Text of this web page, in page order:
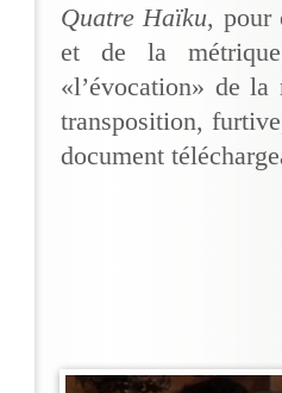
Quatre Haïku, pour
et de la métrique
«l’évocation» de
transposition,
document